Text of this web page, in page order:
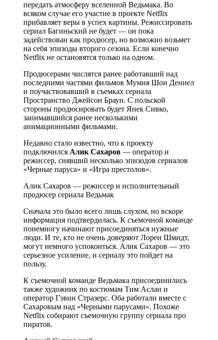
передать атмосферу вселенной Ведьмака. Во
всяком случае его участие в проекте Netflix
прибавляет веры в успех картины. Режиссировать
сериал Багиньский не будет — он пока
задействован как продюсер, но возможно возьмет
на себя эпизоды второго сезона. Если конечно
Netflix не остановятся только на одном.
Продюсерами числятся ранее работавший над
последними частями фильмов Мумия Шон Дениел
и поучаствовавший в съемках сериала
Пространство Джейсон Браун. С польской
стороны продюсировать будет Янек Сивко,
занимавшийся ранее несколькими
анимационными фильмами.
Недавно стало известно, что к проекту
подключился Алик Сахаров — оператор и
режиссер, снявший несколько эпизодов сериалов
«Черные паруса» и «Игра престолов».
Алик Сахаров — режиссер и исполнительный
продюсер сериала Ведьмак
Сначала это было всего лишь слухом, но вскоре
информация подтвердилась. К съемочной команде
понемногу начинают присоединяться нужные
люди. И те, кто не очень доверяют Лорен Шмидт,
могут немного успокоиться. Алик Сахаров — это
серьезное усиление, и сериалу это пойдет на
пользу.
К съемочной команде Ведьмака присоединились
также художник по костюмам Тим Аслан и
оператор Гэвин Стразерс. Оба работали вместе с
Сахаровым над «Черными парусами». Похоже
Netflix собирают съемочную группу сериала про
пиратов.